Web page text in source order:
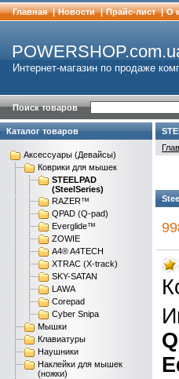
Главная | Новости | Прайс-лист | О
Интернет-магазин по продаже
Поиск товаров
Каталог товаров
Аксессуары (Девайсы)
Коврики для мышек
STEELPAD
(SteelSeries)
RAZER™
QPAD (Q-pad)
Everglide™
ZOWIE
A4® A4TECH
XTRAC (X-track)
SKY-SATAN
LAWA
Corepad
Cyber Snipa
Мышки
Клавиатуры
Наушники
Наклейки для мышек
(ножки)